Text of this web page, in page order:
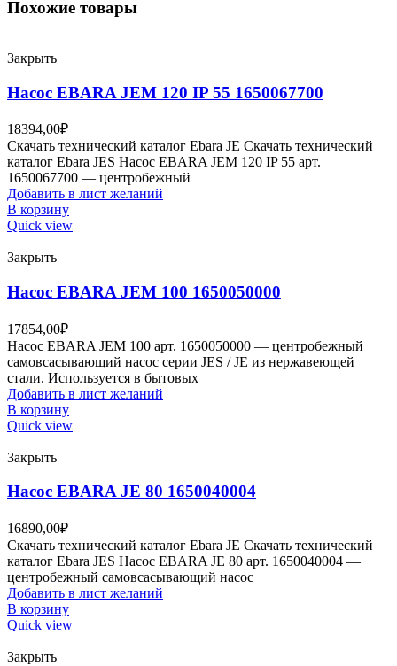
Похожие товары
Закрыть
Насос EBARA JEM 120 IP 55 1650067700
18394,00₽
Скачать технический каталог Ebara JE Скачать технический
каталог Ebara JES Насос EBARA JEM 120 IP 55 арт.
1650067700 — центробежный
Добавить в лист желаний
В корзину
Quick view
Закрыть
Насос EBARA JEM 100 1650050000
17854,00₽
Насос EBARA JEM 100 арт. 1650050000 — центробежный
самовсасывающий насос серии JES / JE из нержавеющей
стали. Используется в бытовых
Добавить в лист желаний
В корзину
Quick view
Закрыть
Насос EBARA JE 80 1650040004
16890,00₽
Скачать технический каталог Ebara JE Скачать технический
каталог Ebara JES Насос EBARA JE 80 арт. 1650040004 —
центробежный самовсасывающий насос
Добавить в лист желаний
В корзину
Quick view
Закрыть